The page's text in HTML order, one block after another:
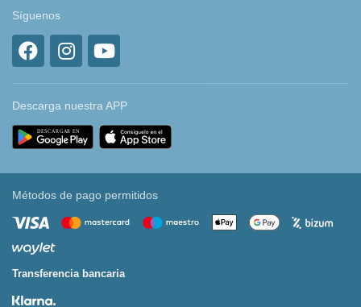
Síguenos
Descarga nuestra APP
Métodos de pago permitidos
Transferencia bancaria